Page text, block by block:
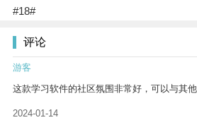
#18#
评论
游客
这款学习软件的社区氛围非常好，可以与其
2024-01-14